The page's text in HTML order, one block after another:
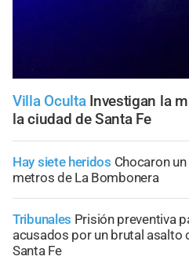
Villa Oculta Investigan la
la ciudad de Santa Fe
Hay siete heridos Chocaron
metros de La Bombonera
Tribunales Prisión preventiva
acusados por un brutal asalto
Santa Fe